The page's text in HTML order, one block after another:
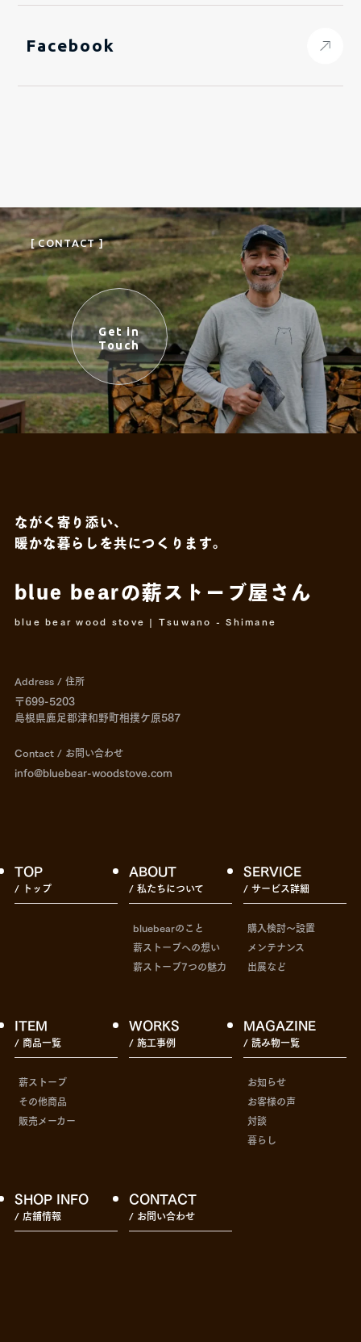
Facebook
[ CONTACT ]
Get in
Touch
ながく寄り添い、
暖かな暮らしを共につくります。
blue bearの薪ストーブ屋さん
blue bear wood stove | Tsuwano - Shimane
Address / 住所
〒699-5203
島根県鹿足郡津和野町相撲ケ原587
Contact / お問い合わせ
info@bluebear-woodstove.com
TOP
/ トップ
ABOUT
/ 私たちについて
bluebearのこと
薪ストーブへの想い
薪ストーブ7つの魅力
SERVICE
/ サービス詳細
購入検討〜設置
メンテナンス
出展など
ITEM
/ 商品一覧
薪ストーブ
その他商品
販売メーカー
WORKS
/ 施工事例
MAGAZINE
/ 読み物一覧
お知らせ
お客様の声
対談
暮らし
SHOP INFO
/ 店舗情報
CONTACT
/ お問い合わせ